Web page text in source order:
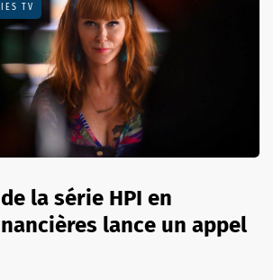
TV
la série HPI en
lance un appel